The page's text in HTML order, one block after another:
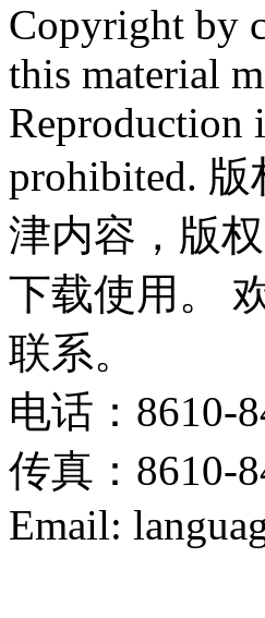
Copyright by
this material
Reproduction
prohibited.
津内容，版
下载使用。
联系。
电话：8610-
传真：8610-
Email: